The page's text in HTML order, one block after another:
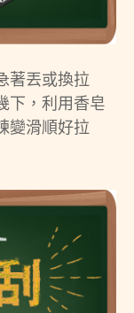
著丟或換拉
下，利用香皂
變滑順好拉